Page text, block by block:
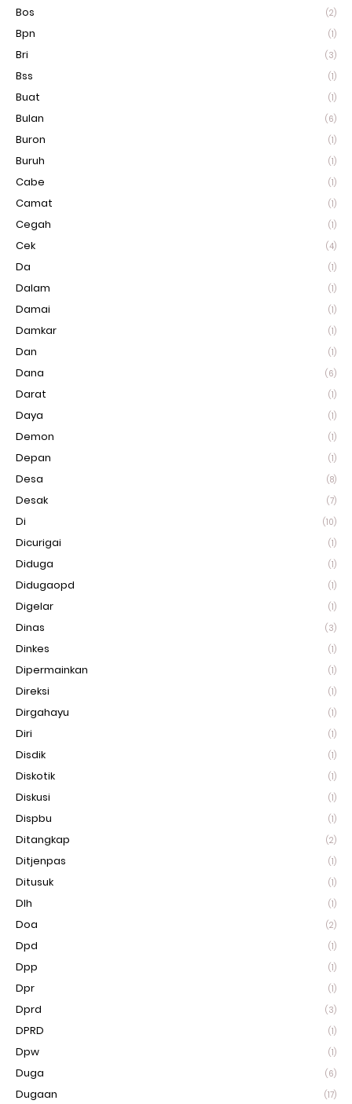
Bos (2)
Bpn (1)
Bri (3)
Bss (1)
Buat (1)
Bulan (6)
Buron (1)
Buruh (1)
Cabe (1)
Camat (1)
Cegah (1)
Cek (4)
Da (1)
Dalam (1)
Damai (1)
Damkar (1)
Dan (1)
Dana (6)
Darat (1)
Daya (1)
Demon (1)
Depan (1)
Desa (8)
Desak (7)
Di (10)
Dicurigai (1)
Diduga (1)
Didugaopd (1)
Digelar (1)
Dinas (3)
Dinkes (1)
Dipermainkan (1)
Direksi (1)
Dirgahayu (1)
Diri (1)
Disdik (1)
Diskotik (1)
Diskusi (1)
Dispbu (1)
Ditangkap (2)
Ditjenpas (1)
Ditusuk (1)
Dlh (1)
Doa (2)
Dpd (1)
Dpp (1)
Dpr (1)
Dprd (3)
DPRD (1)
Dpw (1)
Duga (6)
Dugaan (17)